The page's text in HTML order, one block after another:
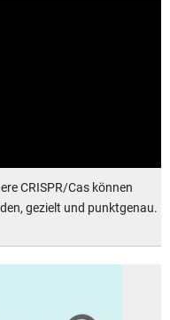
CRISPR/Cas können
gezielt und punktgenau.